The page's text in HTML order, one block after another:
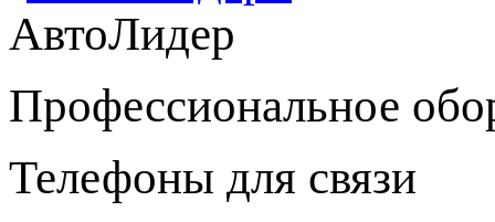
АвтоЛидер
Профессиональное
Телефоны для связи